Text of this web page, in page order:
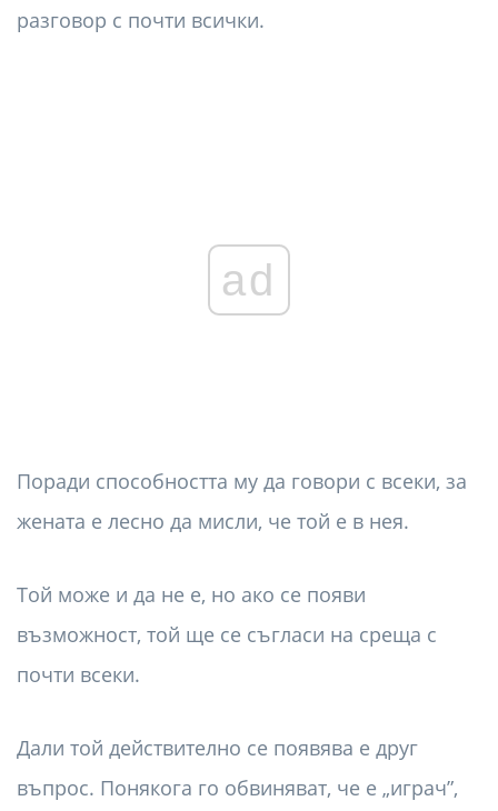
разговор с почти всички.
ad
Поради способността му да говори с всеки, за
жената е лесно да мисли, че той е в нея.
Той може и да не е, но ако се появи
възможност, той ще се съгласи на среща с
почти всеки.
Дали той действително се появява е друг
въпрос. Понякога го обвиняват, че е „играч”,